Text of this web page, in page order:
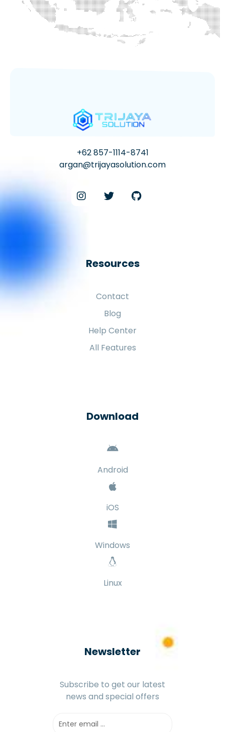
lainnya untuk layanan IT Support, Service dan Maintenance
kami saat ini.
Resources
All Features
Download
Android
iOS
Linux
Newsletter